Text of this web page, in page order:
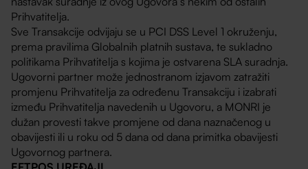
Prihvatitelja.
Sve Transakcije odvijaju se u PCI DSS Level 1 okruženju,
prema pravilima Globalnih platnih sustava, te sukladno
politikama Prihvatitelja s kojima je ostvarena SLA suradnja.
Ugovorni partner može jednostranom izjavom zatražiti
promjenu Prihvatitelja za određenu Transakciju i izabrati
između Prihvatitelja navedenih u Ugovoru, a MONRI je
dužan provesti takve promjene od dana naznačenog u
obavijesti ili u roku od 5 dana od dana primitka obavijesti
Ugovornog partnera.